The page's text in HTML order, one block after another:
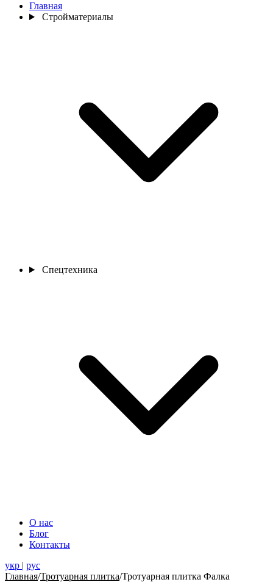
Главная
Стройматериалы
Спецтехника
О нас
Блог
Контакты
укр | рус
Главная/Тротуарная плитка/Тротуарная плитка Фалка